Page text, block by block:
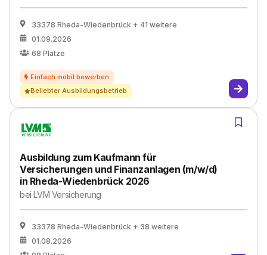
33378 Rheda-Wiedenbrück + 41 weitere
01.09.2026
68 Plätze
Beliebter Ausbildungsbetrieb
Ausbildung zum Kaufmann für
Versicherungen und Finanzanlagen (m/w/d)
in Rheda-Wiedenbrück 2026
beiLVM Versicherung
33378 Rheda-Wiedenbrück + 38 weitere
01.08.2026